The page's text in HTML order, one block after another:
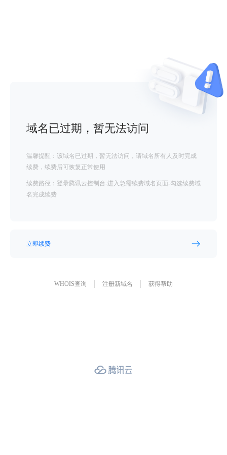
域名已过期，暂无法访问
温馨提醒：该域名已过期，暂无法访问，请域名所有人及时完成
续费，续费后可恢复正常使用
续费路径：登录腾讯云控制台-进入急需续费域名页面-勾选续费域
名完成续费
立即续费
WHOIS查询 注册新域名 获得帮助